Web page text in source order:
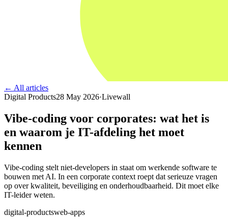
← All articles
Digital Products28 May 2026·Livewall
Vibe-coding voor corporates: wat het is
en waarom je IT-afdeling het moet
kennen
Vibe-coding stelt niet-developers in staat om werkende software te
bouwen met AI. In een corporate context roept dat serieuze vragen
op over kwaliteit, beveiliging en onderhoudbaarheid. Dit moet elke
IT-leider weten.
digital-productsweb-apps